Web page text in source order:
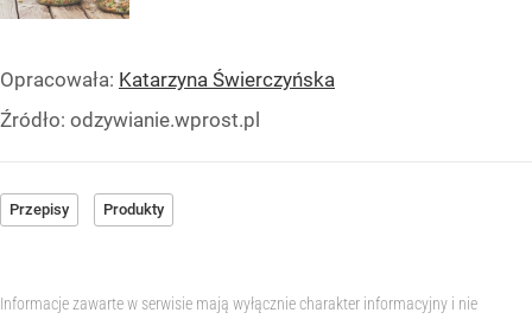
Opracowała: Katarzyna Świerczyńska
Źródło: odzywianie.wprost.pl
Przepisy Produkty
Informacje zawarte w serwisie mają wyłącznie charakter informacyjny i nie